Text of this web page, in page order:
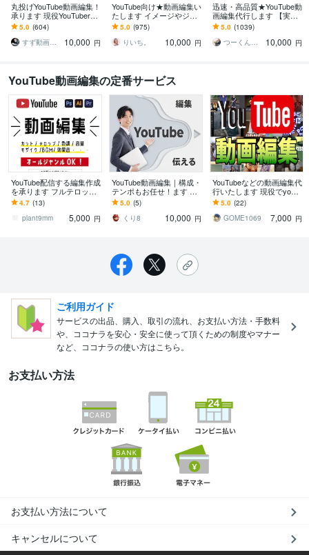
丸投げYouTube動画編集！
承ります 現役YouTuberが
効果的な動画を作ります
5.0 (604)
すず動画編集者
10,000 円
YouTube向け★動画編集い
たします イメージやジャ
ンルに合わせて編集しま
す♫
5.0 (975)
りいち。
10,000 円
迅速・高品質★YouTube動
画編集代行します 【実績
多数!!】企業・店舗・芸能
事務所等ご依頼いただい
てます
5.0 (1039)
つーくん┃動画編集屋
10,000 円
YouTube動画編集の定番サービス
YouTube配信する編集作成
を承ります フルテロップ/
カット編集/モザイク/サム
ネイル作成OK
4.7 (13)
plant9mm
5,000 円
YouTube動画編集｜構成・
テンポもお任せ！ます 伝
わる構成とテンポで、You
Tube動画を編集
5.0 (5)
くり8
10,000 円
YouTubeなどの動画編集代
行いたします 現役でyoutu
be経験ありです！！お気
軽にどうぞ！！
5.0 (22)
GOME1069
7,000 円
ご利用ガイド
サービスの出品、購入、取引の流れ、お支払い方法・手数料
や、ココナラを安心・安全に使って頂くための制度やマナー
など、ココナラの使い方はこちら。
お支払い方法
お支払い方法について
キャンセルについて